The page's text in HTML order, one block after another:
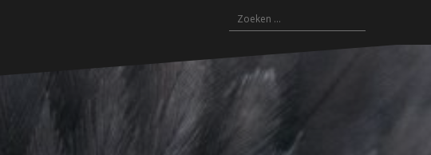
Zoeken
naar: